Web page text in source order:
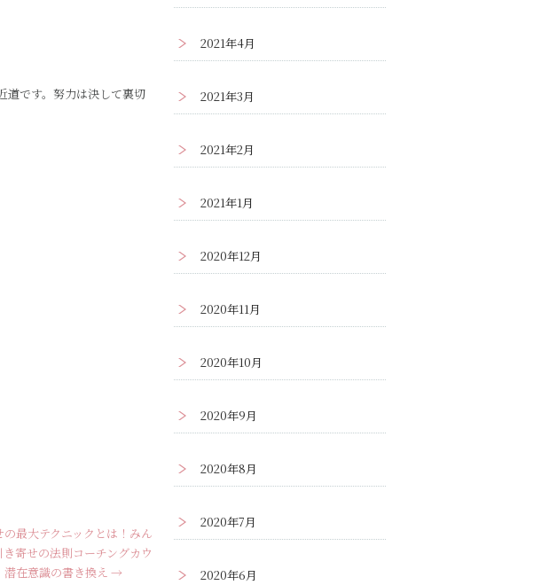
道です。努力は決して裏切
最大テクニックとは！みん
寄せの法則コーチングカウ
在意識の書き換え →
2021年4月
2021年3月
2021年2月
2021年1月
2020年12月
2020年11月
2020年10月
2020年9月
2020年8月
2020年7月
2020年6月